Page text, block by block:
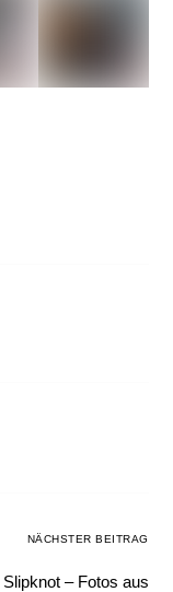
NÄCHSTER BEITRAG
Slipknot – Fotos aus